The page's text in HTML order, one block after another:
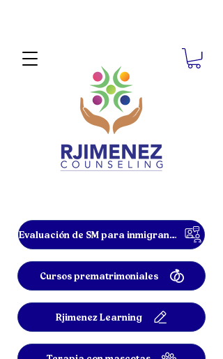
Evaluación de SM para inmigrantes
Cursos prematrimoniales
Rjimenez Learning